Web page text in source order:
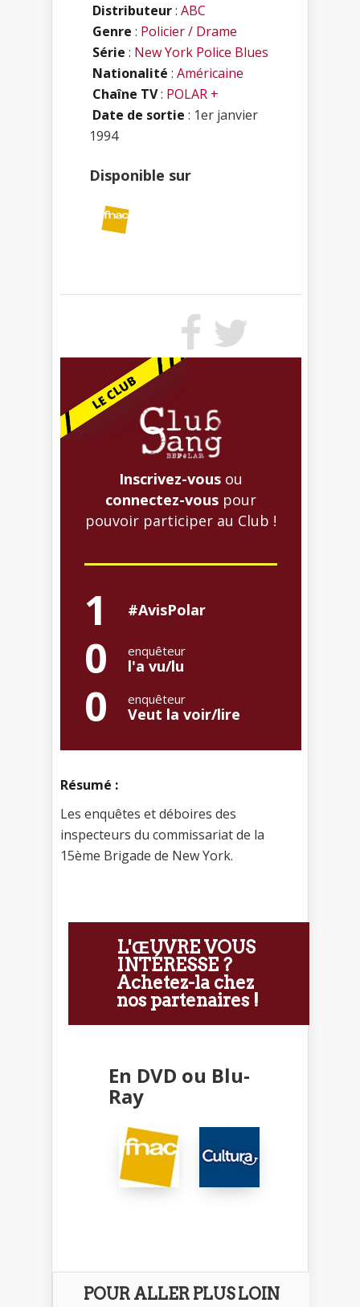
Distributeur: ABC
Genre : Policier / Drame
Série : New York Police Blues
Nationalité : Américaine
Chaîne TV: POLAR +
Date de sortie : 1er janvier
1994
Disponible sur
Inscrivez-vous ou
connectez-vous pour
pouvoir participer au Club !
1 #AvisPolar
0 enquêteur
l'a vu/lu
0 enquêteur
Veut la voir/lire
Résumé :
Les enquêtes et déboires des
inspecteurs du commissariat de la
15ème Brigade de New York.
L'ŒUVRE VOUS
INTÉRESSE ?
Achetez-la chez
nos partenaires !
En DVD ou Blu-
Ray
POUR ALLER PLUS LOIN